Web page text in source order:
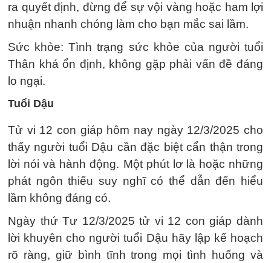
ra quyết định, đừng để sự vội vàng hoặc ham lợi
nhuận nhanh chóng làm cho bạn mắc sai lầm.
Sức khỏe: Tình trạng sức khỏe của người tuổi
Thân khá ổn định, không gặp phải vấn đề đáng
lo ngại.
Tuổi Dậu
Tử vi 12 con giáp hôm nay ngày 12/3/2025 cho
thấy người tuổi Dậu cần đặc biệt cẩn thận trong
lời nói và hành động. Một phút lơ là hoặc những
phát ngôn thiếu suy nghĩ có thể dẫn đến hiểu
lầm không đáng có.
Ngày thứ Tư 12/3/2025 tử vi 12 con giáp dành
lời khuyên cho người tuổi Dậu hãy lập kế hoạch
rõ ràng, giữ bình tĩnh trong mọi tình huống và